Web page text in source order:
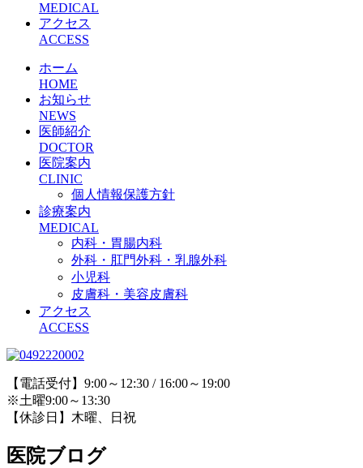
MEDICAL
アクセス
ACCESS
ホーム
HOME
お知らせ
NEWS
医師紹介
DOCTOR
医院案内
CLINIC
個人情報保護方針
診療案内
MEDICAL
内科・胃腸内科
外科・肛門外科・乳腺外科
小児科
皮膚科・美容皮膚科
アクセス
ACCESS
【電話受付】9:00～12:30 / 16:00～19:00
※土曜9:00～13:30
【休診日】木曜、日祝
医院ブログ